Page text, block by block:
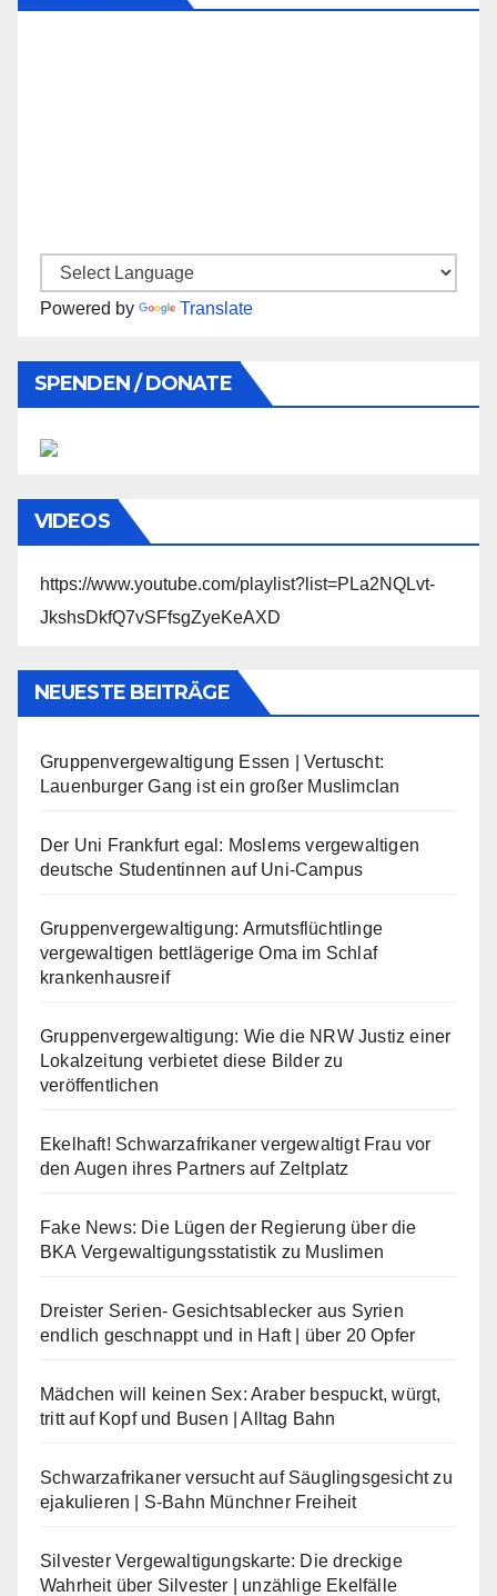
Powered by Translate
SPENDEN / DONATE
VIDEOS
https://www.youtube.com/playlist?list=PLa2NQLvt-
JkshsDkfQ7vSFfsgZyeKeAXD
NEUESTE BEITRÄGE
Gruppenvergewaltigung Essen | Vertuscht:
Lauenburger Gang ist ein großer Muslimclan
Der Uni Frankfurt egal: Moslems vergewaltigen
deutsche Studentinnen auf Uni-Campus
Gruppenvergewaltigung: Armutsflüchtlinge
vergewaltigen bettlägerige Oma im Schlaf
krankenhausreif
Gruppenvergewaltigung: Wie die NRW Justiz einer
Lokalzeitung verbietet diese Bilder zu
veröffentlichen
Ekelhaft! Schwarzafrikaner vergewaltigt Frau vor
den Augen ihres Partners auf Zeltplatz
Fake News: Die Lügen der Regierung über die
BKA Vergewaltigungsstatistik zu Muslimen
Dreister Serien- Gesichtsablecker aus Syrien
endlich geschnappt und in Haft | über 20 Opfer
Mädchen will keinen Sex: Araber bespuckt, würgt,
tritt auf Kopf und Busen | Alltag Bahn
Schwarzafrikaner versucht auf Säuglingsgesicht zu
ejakulieren | S-Bahn Münchner Freiheit
Silvester Vergewaltigungskarte: Die dreckige
Wahrheit über Silvester | unzählige Ekelfälle